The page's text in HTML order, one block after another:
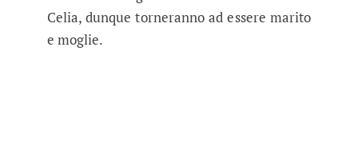
Celia, dunque torneranno ad essere marito
e moglie.